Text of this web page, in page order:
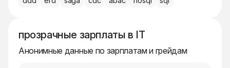
прозрачные зарплаты в IT
Анонимные данные по зарплатам и грейдам